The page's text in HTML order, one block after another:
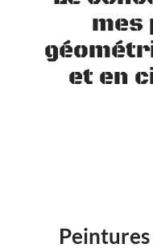
mes
et en